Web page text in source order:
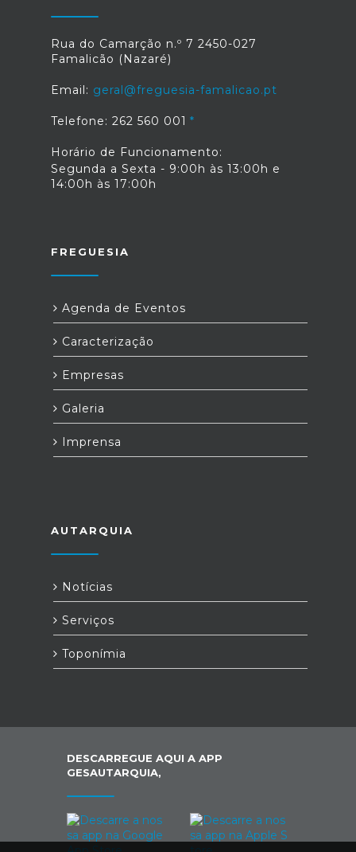
Rua do Camarção n.º 7 2450-027
Famalicão (Nazaré)
Email: geral@freguesia-famalicao.pt
Telefone: 262 560 001
Horário de Funcionamento:
Segunda a Sexta - 9:00h às 13:00h e
14:00h às 17:00h
FREGUESIA
Agenda de Eventos
Caracterização
Empresas
Galeria
Imprensa
AUTARQUIA
Notícias
Serviços
Toponímia
DESCARREGUE AQUI A APP
GESAUTARQUIA,